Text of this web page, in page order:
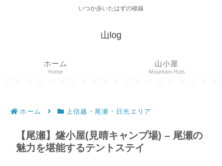
いつか歩いたはずの稜線
山log
ホーム
Home
山小屋
Mountain Huts
ホーム 上信越・尾瀬・日光エリア
【尾瀬】燧小屋(見晴キャンプ場) – 尾瀬の
魅力を堪能するテントステイ